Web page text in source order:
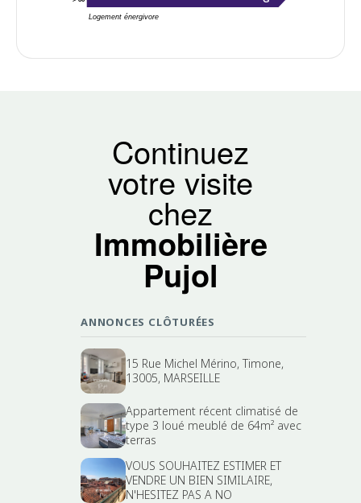
Logement énergivore
Continuez
votre visite
chez
Immobilière
Pujol
ANNONCES CLÔTURÉES
15 Rue Michel Mérino, Timone,
13005, MARSEILLE
Appartement récent climatisé de
type 3 loué meublé de 64m² avec
terras
VOUS SOUHAITEZ ESTIMER ET
VENDRE UN BIEN SIMILAIRE,
N'HESITEZ PAS A NO